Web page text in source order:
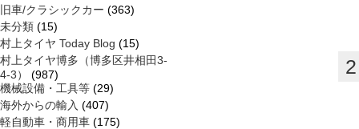
旧車/クラシックカー (363)
未分類 (15)
村上タイヤ Today Blog (15)
村上タイヤ博多（博多区井相田3-
4-3）
(987)
機械設備・工具等 (29)
海外からの輸入 (407)
軽自動車・商用車 (175)